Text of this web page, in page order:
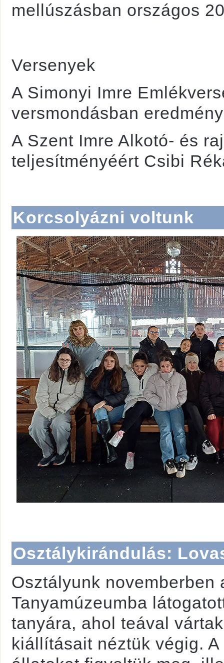
mellúszásban országos
Versenyek
A Simonyi Imre
versmondásban
A Szent Imre Alkotó- és
teljesítményéért Csibi
Korcsolyázni voltunk
Osztálykirándulás:
Osztályunk
Tanyamúzeumba
tanyára, ahol teával
kiállításait néztük végig.